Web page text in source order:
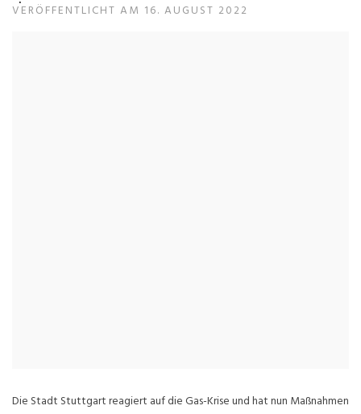
VERÖFFENTLICHT AM 16. AUGUST 2022
Die Stadt Stuttgart reagiert auf die Gas-Krise und hat nun Maßnahmen